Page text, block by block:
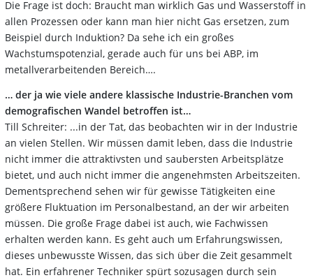
Die Frage ist doch: Braucht man wirklich Gas und Wasserstoff in
allen Prozessen oder kann man hier nicht Gas ersetzen, zum
Beispiel durch Induktion? Da sehe ich ein großes
Wachstumspotenzial, gerade auch für uns bei ABP, im
metallverarbeitenden Bereich….
… der ja wie viele andere klassische Industrie-Branchen vom
demografischen Wandel betroffen ist…
Till Schreiter: ...in der Tat, das beobachten wir in der Industrie
an vielen Stellen. Wir müssen damit leben, dass die Industrie
nicht immer die attraktivsten und saubersten Arbeitsplätze
bietet, und auch nicht immer die angenehmsten Arbeitszeiten.
Dementsprechend sehen wir für gewisse Tätigkeiten eine
größere Fluktuation im Personalbestand, an der wir arbeiten
müssen. Die große Frage dabei ist auch, wie Fachwissen
erhalten werden kann. Es geht auch um Erfahrungswissen,
dieses unbewusste Wissen, das sich über die Zeit gesammelt
hat. Ein erfahrener Techniker spürt sozusagen durch sein